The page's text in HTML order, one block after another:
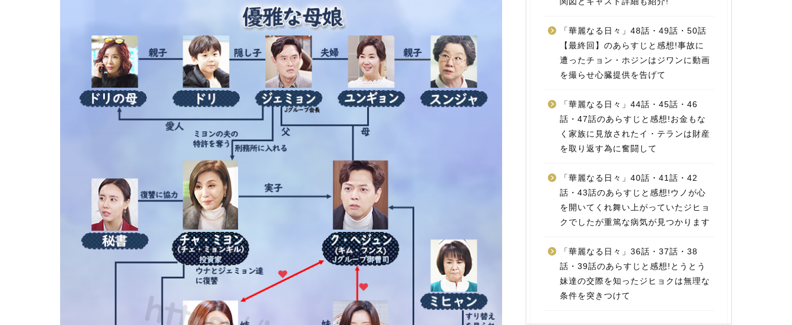
「華麗なる日々」48話・49話・50話
【最終回】のあらすじと感想!事故に
遭ったチョン・ホジンはジワンに動画
を撮らせ心臓提供を告げて
「華麗なる日々」44話・45話・46
話・47話のあらすじと感想!お金もな
く家族に見放されたイ・テランは財産
を取り返す為に奮闘して
「華麗なる日々」40話・41話・42
話・43話のあらすじと感想!ウノが心
を開いてくれ舞い上がっていたジヒョ
クでしたが重篤な病気が見つかります
「華麗なる日々」36話・37話・38
話・39話のあらすじと感想!とうとう
妹達の交際を知ったジヒョクは無理な
条件を突きつけて